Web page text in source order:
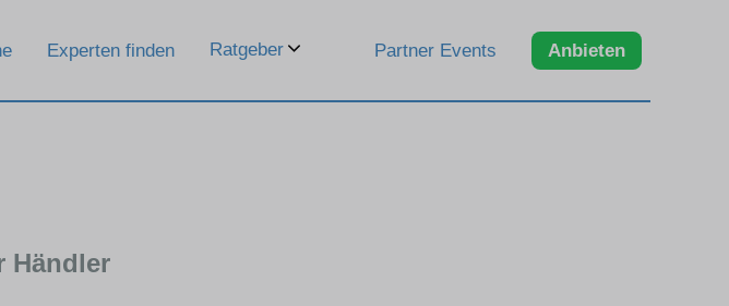
Experten finden Ratgeber Partner Events Anbieten
Händler